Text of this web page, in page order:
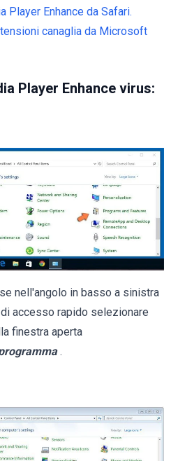
Player Enhance da Safari.
canaglia da Microsoft
Player Enhance virus:
nell'angolo in basso a sinistra
accesso rapido selezionare
finestra aperta
.